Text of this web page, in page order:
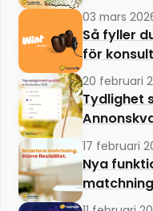
03 mars
Så fyller
för
20 februari
Tydlighet
17 februari
Nya